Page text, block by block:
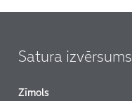
Satura izvērsums
Zīmols